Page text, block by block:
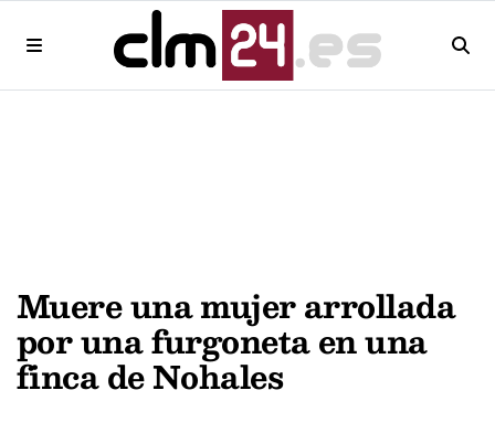
Muere una mujer arrollada
por una furgoneta en una
finca de Nohales